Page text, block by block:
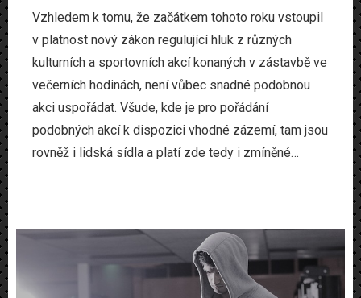
Vzhledem k tomu, že začátkem tohoto roku vstoupil
v platnost nový zákon regulující hluk z různých
kulturních a sportovních akcí konaných v zástavbě ve
večerních hodinách, není vůbec snadné podobnou
akci uspořádat. Všude, kde je pro pořádání
podobných akcí k dispozici vhodné zázemí, tam jsou
rovněž i lidská sídla a platí zde tedy i zmíněné…